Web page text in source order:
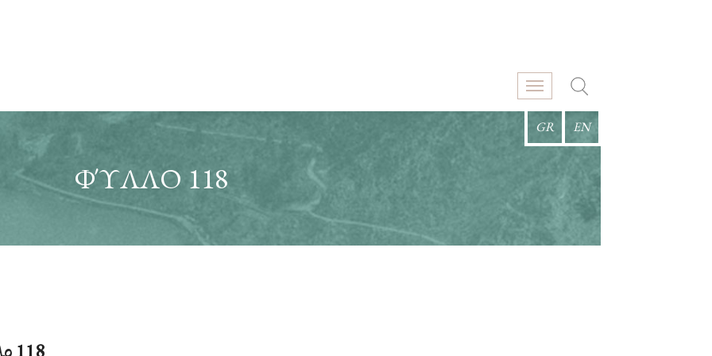
GR EN
ΦΎΛΛΟ 118
118